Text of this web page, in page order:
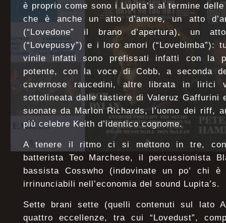
è proprio come sono i Lupita’s al termine
che è anche un atto d’amore, un atto
(“Lovedone” il brano d’apertura), un
(“Lovepussy”) e i loro amori
vinile infatti sono prefissati infatti con la
potente, con la voce di Cobb, a seconda
cavernose raucedini, altre librata in lirici
sottolineata dalle tastiere di Valeruz Gaffurini
suonate da Marlon Richards, l’uomo dei riff,
più celebre Keith d’identico cognome.
A tenere il ritmo ci si mettono in tre,
batterista Teo Marchese, il percussionista
bassista Cosswho (indovinate un po’ chi
irrinunciabili nell’economia del sound Lupita’s.
Sette brani sette (quelli contenuti sul lato
quattro eccellenze, tra cui “Lovedust”,